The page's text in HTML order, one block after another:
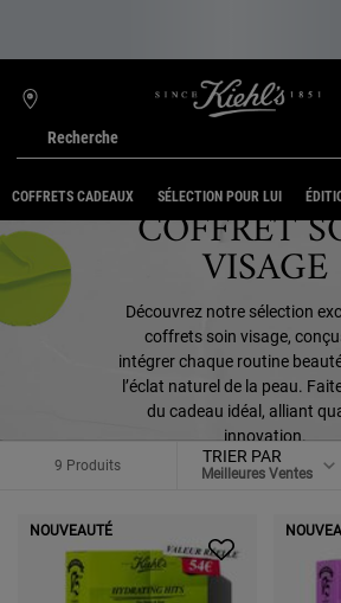
Recherche
TROUVER
BOUTIQUE
COFFRETS CADEAUX SÉLECTION POUR LUI
COFFRET
VISAGE
Découvrez notre sélection
coffrets soin visage,
intégrer chaque routine
l’éclat naturel de la peau.
du cadeau idéal, alliant
innovation.
9 Produits TRIER PAR
NOUVEAUTÉ